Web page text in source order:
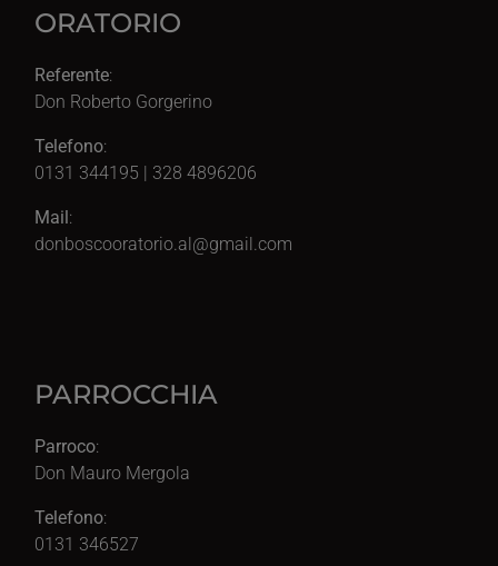
ORATORIO
Referente:
Don Roberto Gorgerino
Telefono:
0131 344195 | 328 4896206
Mail:
donboscooratorio.al@gmail.com
PARROCCHIA
Parroco:
Don Mauro Mergola
Telefono:
0131 346527